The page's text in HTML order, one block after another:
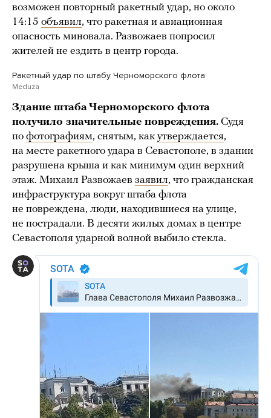
возможен повторный ракетный удар, но около
14:15 объявил, что ракетная и авиационная
опасность миновала. Развожаев попросил
жителей не ездить в центр города.
Ракетный удар по штабу Черноморского флота
Meduza
Здание штаба Черноморского флота
получило значительные повреждения. Судя
по фотографиям, снятым, как утверждается,
на месте ракетного удара в Севастополе, в здании
разрушена крыша и как минимум один верхний
этаж. Михаил Развожаев заявил, что гражданская
инфраструктура вокруг штаба флота
не повреждена, люди, находившиеся на улице,
не пострадали. В десяти жилых домах в центре
Севастополя ударной волной выбило стекла.